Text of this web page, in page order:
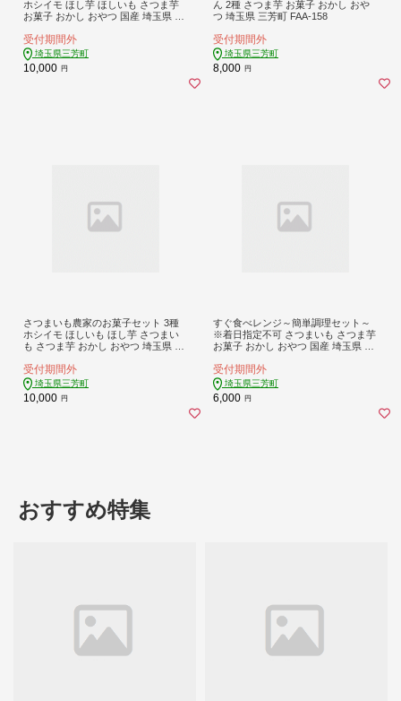
ホシイモ ほし芋 ほしいも さつま芋
お菓子 おかし おやつ 国産 埼玉県 三
受付期間外
埼玉県三芳町
10,000 円
ん 2種 さつま芋 お菓子 おかし おや
つ 埼玉県 三芳町 FAA-158
受付期間外
埼玉県三芳町
8,000 円
さつまいも農家のお菓子セット 3種
ホシイモ ほしいも ほし芋 さつまい
も さつま芋 おかし おやつ 埼玉県 三
受付期間外
埼玉県三芳町
10,000 円
すぐ食べレンジ～簡単調理セット～
※着日指定不可 さつまいも さつま芋
お菓子 おかし おやつ 国産 埼玉県 三
受付期間外
埼玉県三芳町
6,000 円
おすすめ特集